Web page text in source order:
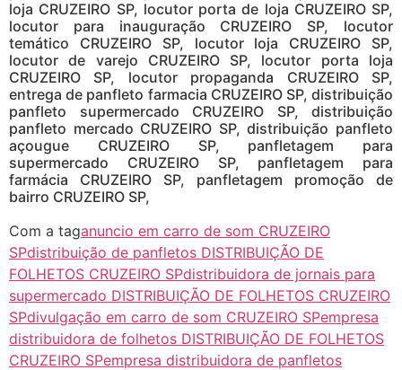
loja CRUZEIRO SP, locutor porta de loja CRUZEIRO SP,
locutor para inauguração CRUZEIRO SP, locutor
temático CRUZEIRO SP, locutor loja CRUZEIRO SP,
locutor de varejo CRUZEIRO SP, locutor porta loja
CRUZEIRO SP, locutor propaganda CRUZEIRO SP,
entrega de panfleto farmacia CRUZEIRO SP, distribuição
panfleto supermercado CRUZEIRO SP, distribuição
panfleto mercado CRUZEIRO SP, distribuição panfleto
açougue CRUZEIRO SP, panfletagem para
supermercado CRUZEIRO SP, panfletagem para
farmácia CRUZEIRO SP, panfletagem promoção de
bairro CRUZEIRO SP,
Com a taganuncio em carro de som CRUZEIRO
SPdistribuição de panfletos DISTRIBUIÇÃO DE
FOLHETOS CRUZEIRO SPdistribuidora de jornais para
supermercado DISTRIBUIÇÃO DE FOLHETOS CRUZEIRO
SPdivulgação em carro de som CRUZEIRO SPempresa
distribuidora de folhetos DISTRIBUIÇÃO DE FOLHETOS
CRUZEIRO SPempresa distribuidora de panfletos